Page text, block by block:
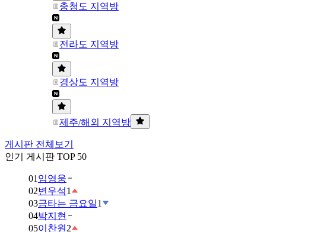
충청도 지역방
전라도 지역방
경상도 지역방
제주/해외 지역방
게시판 전체보기
인기 게시판 TOP 50
01 임영웅
02변우석1
03금타는 금요일1
04박지현
05이찬원 2